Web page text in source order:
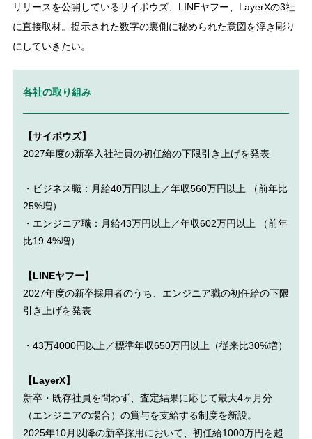
リリースを公開しているサイボウズ、LINEヤフー、LayerXの3社
に直接取材。提示された数字の裏側に秘められた意図を浮き彫り
にしていきたい。
各社の取り組み
【サイボウズ】
2027年度の新卒入社社員の初任給の下限引き上げを発表
・ビジネス職：月給40万円以上／年収560万円以上 （前年比
25%増）
・エンジニア職：月給43万円以上／年収602万円以上 （前年
比19.4%増）
【LINEヤフー】
2027年度の新卒採用者のうち、エンジニア職の初任給の下限
引き上げを発表
・43万4000円以上／標準年収650万円以上（従来比30%増）
【LayerX】
新卒・既存社員を問わず、査定結果に応じて最大4ヶ月分
（エンジニアの場合）の賞与を支給する制度を新設。
2025年10月以降の新卒採用において、初任給1000万円を超